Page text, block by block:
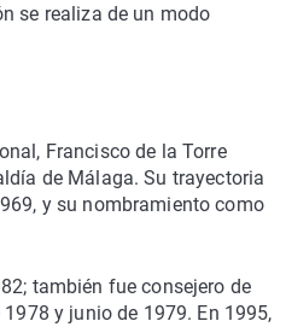
se realiza de un modo
Francisco de la Torre
de Málaga. Su trayectoria
y su nombramiento como
también fue consejero de
y junio de 1979. En 1995,